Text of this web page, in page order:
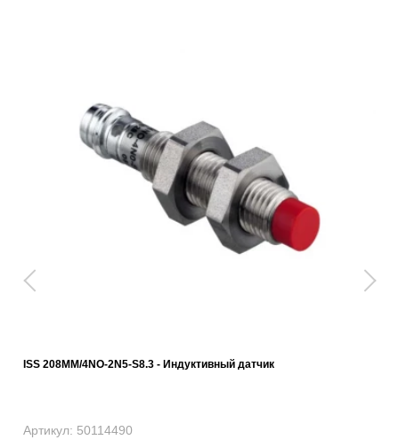
ISS 208MM/4NO-2N5-S8.3 - Индуктивный датчик
Артикул: 50114490